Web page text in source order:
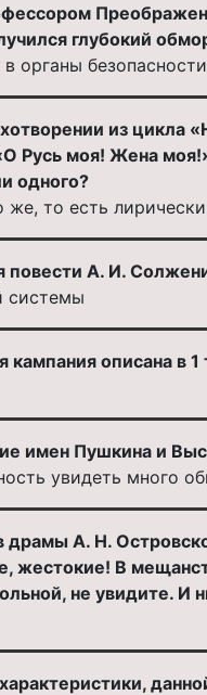
глубокий
в органы
из цикла
Русь моя! Жена
одного?
же, то есть
повести А. И.
системы
кампания описана в
имен Пушкина и
увидеть много
драмы А. Н.
жестокие! В
не увидите. И